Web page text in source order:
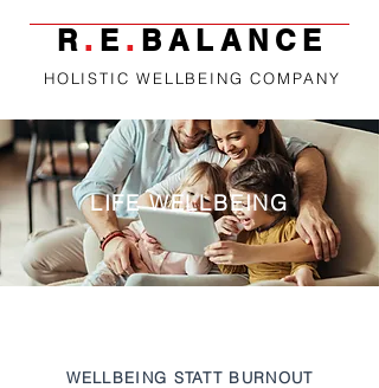
R . E . BALANCE
HOLISTIC WELLBEING COMPANY
LIFE WELLBEING
WELLBEING STATT BURNOUT